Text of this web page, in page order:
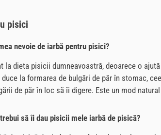
pisici
nevoie de iarbă pentru pisici?
la dieta pisicii dumneavoastră, deoarece o
la formarea de bulgări de păr în stomac,
de păr în loc să îi digere. Este un mod
să îi dau pisicii mele iarbă de pisică?